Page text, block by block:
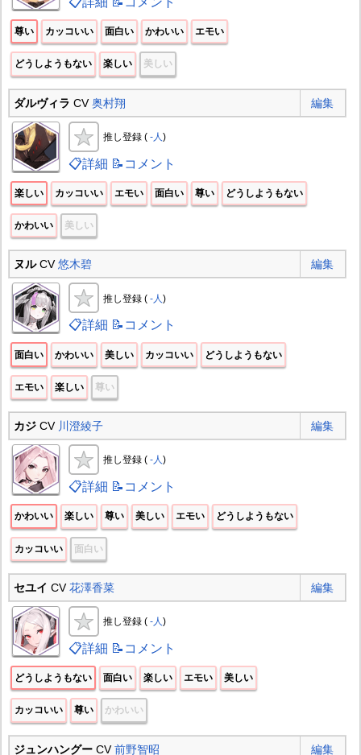
尊い カッコいい 面白い かわいい エモい
どうしようもない 楽しい 美しい
ダルヴィラ CV奥村翔 編集
推し登録 ( -人)
📋詳細 📝コメント
楽しい カッコいい エモい 面白い 尊い どうしようもない
かわいい 美しい
ヌルCV悠木碧 編集
推し登録 ( -人 )
📋詳細 📝コメント
面白い かわいい 美しい カッコいい どうしようもない
エモい 楽しい 尊い
カジCV 川澄綾子 編集
推し登録 ( -人)
📋詳細 📝コメント
かわいい 楽しい 尊い 美しい エモい どうしようもない
カッコいい 面白い
セユイ CV花澤香菜 編集
推し登録 ( -人)
📋詳細 📝コメント
どうしようもない 面白い 楽しい エモい 美しい
カッコいい 尊い かわいい
ジュンハングーCV前野智昭 編集